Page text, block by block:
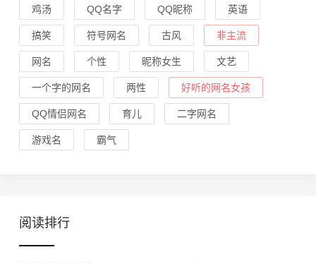
鸡汤 QQ名字 QQ昵称 英语
搞笑 符号网名 古风 非主流
网名 个性 昵称女生 文艺
一个字的网名 两性 好听的网名女孩
QQ情侣网名 育儿 二字网名
游戏名 霸气
阅读排行